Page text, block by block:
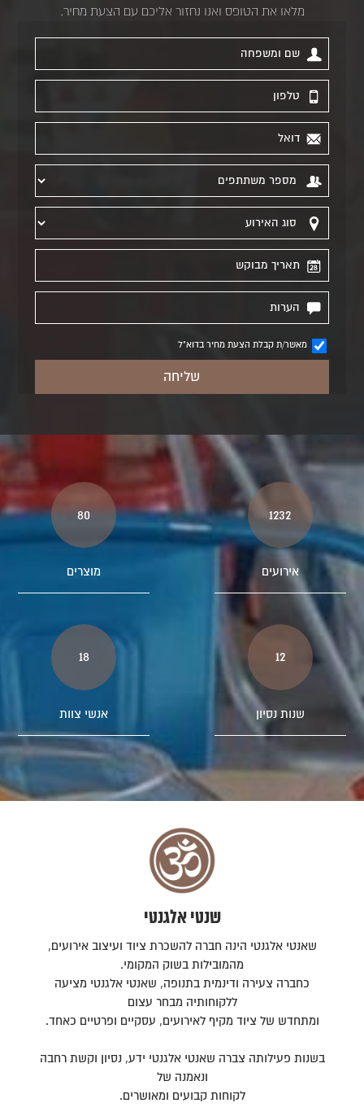
מלאו את הטופס ואנו נחזור אליכם עם הצעת מחיר.
מאשר/ת קבלת הצעת מחיר בדוא"ל
1232
אירועים
80
מוצרים
12
שנות נסיון
18
אנשי צוות
שנטי אלגנטי
שאנטי אלגנטי הינה חברה להשכרת ציוד ועיצוב אירועים,
מהמובילות בשוק המקומי.
כחברה צעירה ודינמית בתנופה, שאנטי אלגנטי מציעה
ללקוחותיה מבחר עצום
ומתחדש של ציוד מקיף לאירועים, עסקיים ופרטיים כאחד.
בשנות פעילותה צברה שאנטי אלגנטי ידע, נסיון וקשת רחבה
ונאמנה של
לקוחות קבועים ומאושרים.